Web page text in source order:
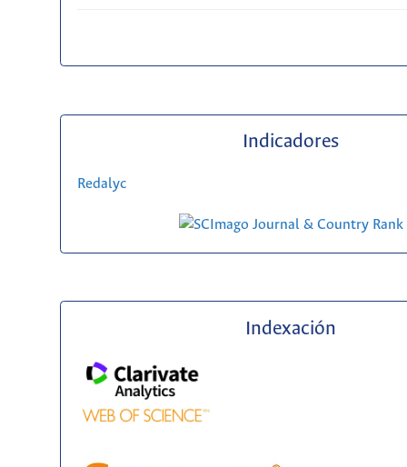
Indicadores
Redalyc
Indexación